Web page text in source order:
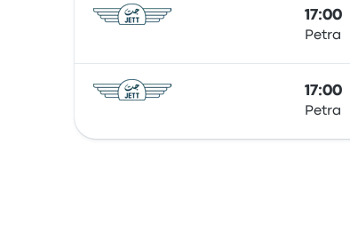
17:00
Petra
17:00
Petra